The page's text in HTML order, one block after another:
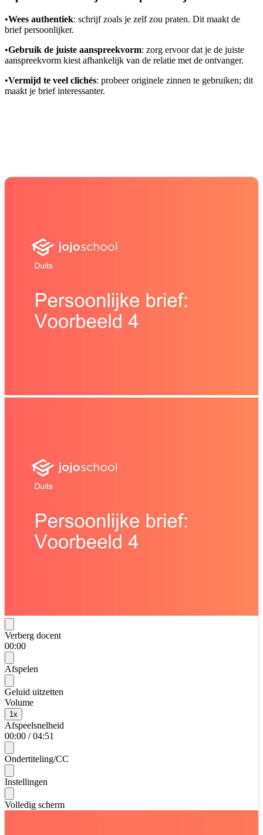
•Wees authentiek: schrijf zoals je zelf zou praten. Dit maakt de
brief persoonlijker.
•Gebruik de juiste aanspreekvorm: zorg ervoor dat je de juiste
aanspreekvorm kiest afhankelijk van de relatie met de ontvanger.
•Vermijd te veel clichés: probeer originele zinnen te gebruiken; dit
maakt je brief interessanter.
Verberg docent
00:00
Afspelen
Geluid uitzetten
Volume
1 x
Afspeelsnelheid
00:00 / 04:51
Ondertiteling/CC
Instellingen
Volledig scherm